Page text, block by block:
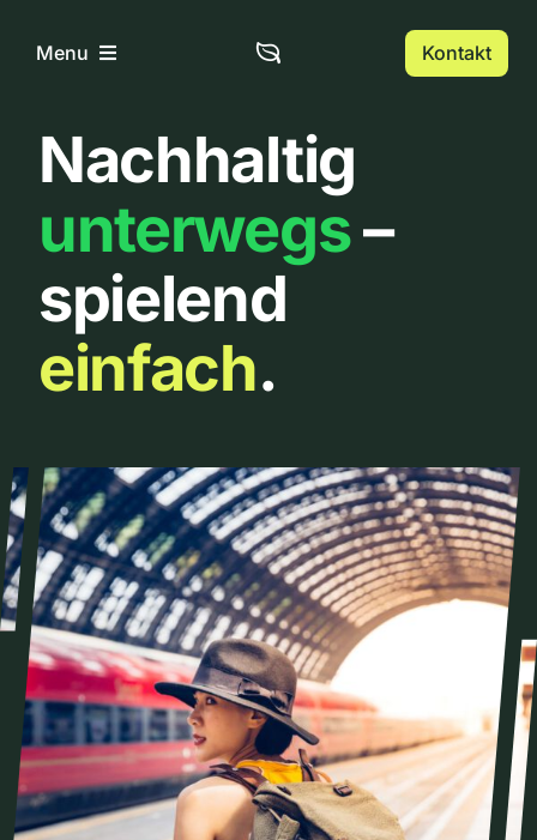
InhaltMenu
Home
Über uns
Urbanlist
Kontakt
Nachhaltig
unterwegs–
spielend
einfach.